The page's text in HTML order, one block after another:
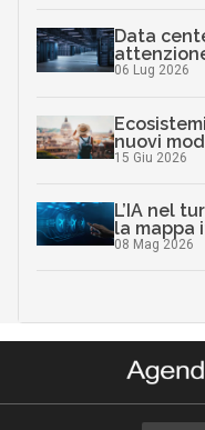
Data
06 Lug 2026
nuovi
15 Giu 2026
L’IA nel
la mappa
08 Mag 2026